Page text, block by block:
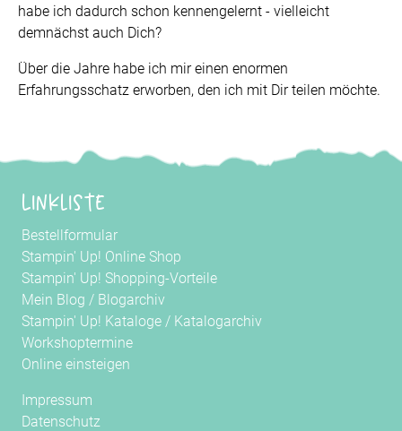
habe ich dadurch schon kennengelernt - vielleicht
demnächst auch Dich?
Über die Jahre habe ich mir einen enormen
Erfahrungsschatz erworben, den ich mit Dir teilen möchte.
Linkliste
Bestellformular
Stampin' Up! Online Shop
Stampin' Up! Shopping-Vorteile
Mein Blog / Blogarchiv
Stampin' Up! Kataloge / Katalogarchiv
Workshoptermine
Online einsteigen
Impressum
Datenschutz